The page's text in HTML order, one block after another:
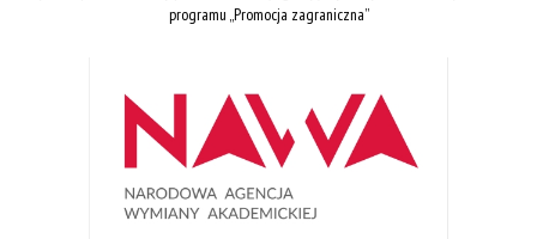
programu „Promocja zagraniczna”